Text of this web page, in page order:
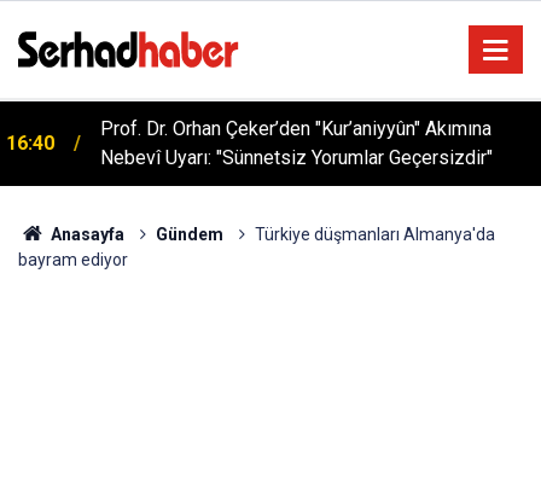
16:40
Prof. Dr. Orhan Çeker’den "Kur’aniyyûn" Akımına
Nebevî Uyarı: "Sünnetsiz Yorumlar Geçersizdir"
Anasayfa Gündem
Türkiye düşmanları Almanya'da
bayram ediyor